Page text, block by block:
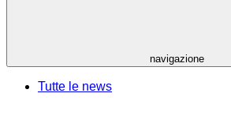
navigazione
Tutte le news